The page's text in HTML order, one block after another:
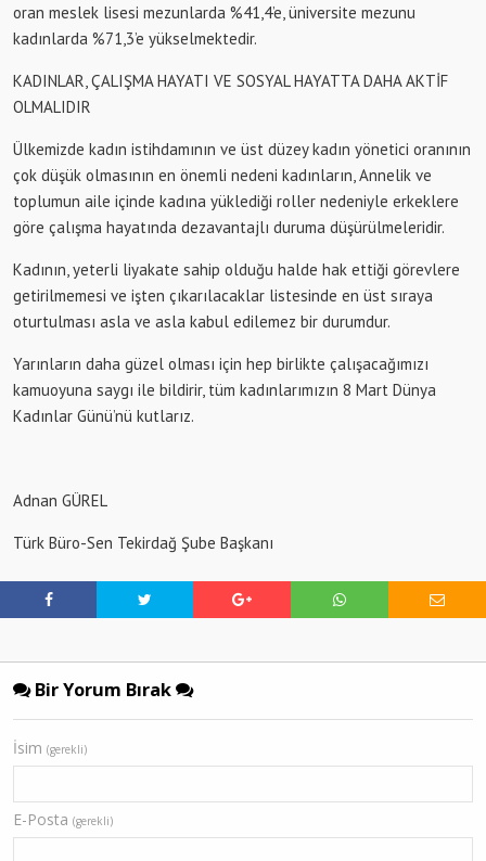
oran meslek lisesi mezunlarda %41,4’e, üniversite mezunu
kadınlarda %71,3’e yükselmektedir.
KADINLAR, ÇALIŞMA HAYATI VE SOSYAL HAYATTA DAHA AKTİF
OLMALIDIR
Ülkemizde kadın istihdamının ve üst düzey kadın yönetici oranının
çok düşük olmasının en önemli nedeni kadınların, Annelik ve
toplumun aile içinde kadına yüklediği roller nedeniyle erkeklere
göre çalışma hayatında dezavantajlı duruma düşürülmeleridir.
Kadının, yeterli liyakate sahip olduğu halde hak ettiği görevlere
getirilmemesi ve işten çıkarılacaklar listesinde en üst sıraya
oturtulması asla ve asla kabul edilemez bir durumdur.
Yarınların daha güzel olması için hep birlikte çalışacağımızı
kamuoyuna saygı ile bildirir, tüm kadınlarımızın 8 Mart Dünya
Kadınlar Günü’nü kutlarız.
Adnan GÜREL
Türk Büro-Sen Tekirdağ Şube Başkanı
Bir Yorum Bırak
İsim (gerekli)
E-Posta (gerekli)